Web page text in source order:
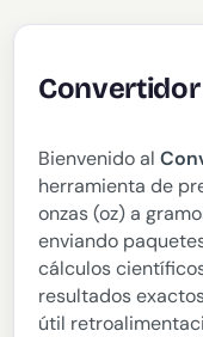
Convertidor
Bienvenido al
herramienta de
onzas (oz) a
enviando
cálculos
resultados
útil